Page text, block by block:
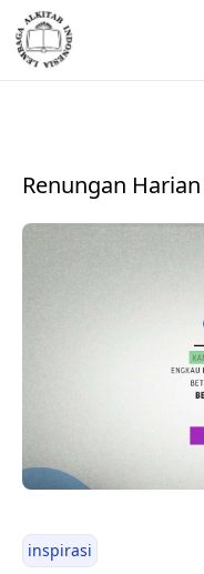
Renungan
inspirasi